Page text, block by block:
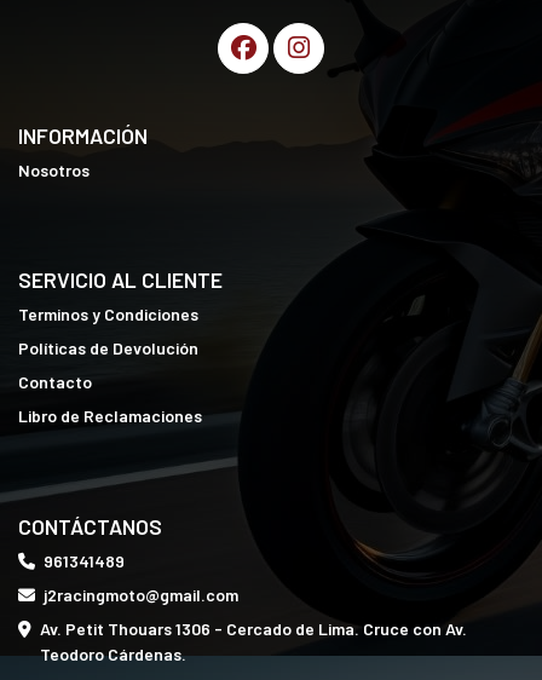
INFORMACIÓN
Nosotros
SERVICIO AL CLIENTE
Terminos y Condiciones
Políticas de Devolución
Contacto
Libro de Reclamaciones
CONTÁCTANOS
961341489
j2racingmoto@gmail.com
Av. Petit Thouars 1306 - Cercado de Lima. Cruce con Av.
Teodoro Cárdenas.